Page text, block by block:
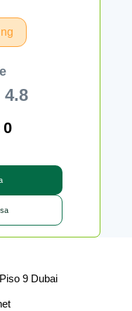
4.8
0
9 Dubai